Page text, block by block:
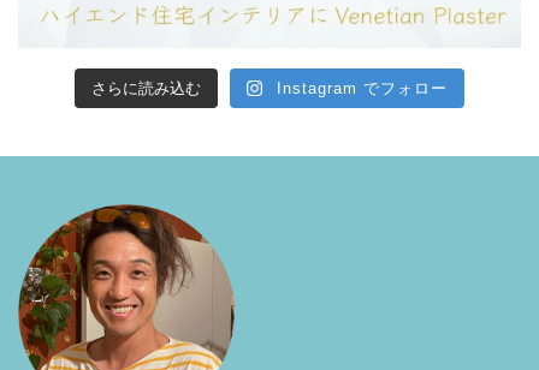
さらに読み込む Instagram でフォロー